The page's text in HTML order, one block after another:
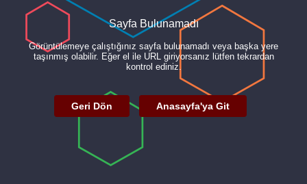
Sayfa Bulunamadı
Görüntülemeye çalıştığınız sayfa bulunamadı veya başka yere
taşınmış olabilir. Eğer el ile URL giriyorsanız lütfen tekrardan
kontrol ediniz.
Geri Dön Anasayfa'ya Git